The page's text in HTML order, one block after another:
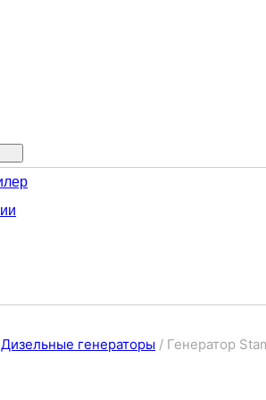
Дизельные генераторы / Генератор